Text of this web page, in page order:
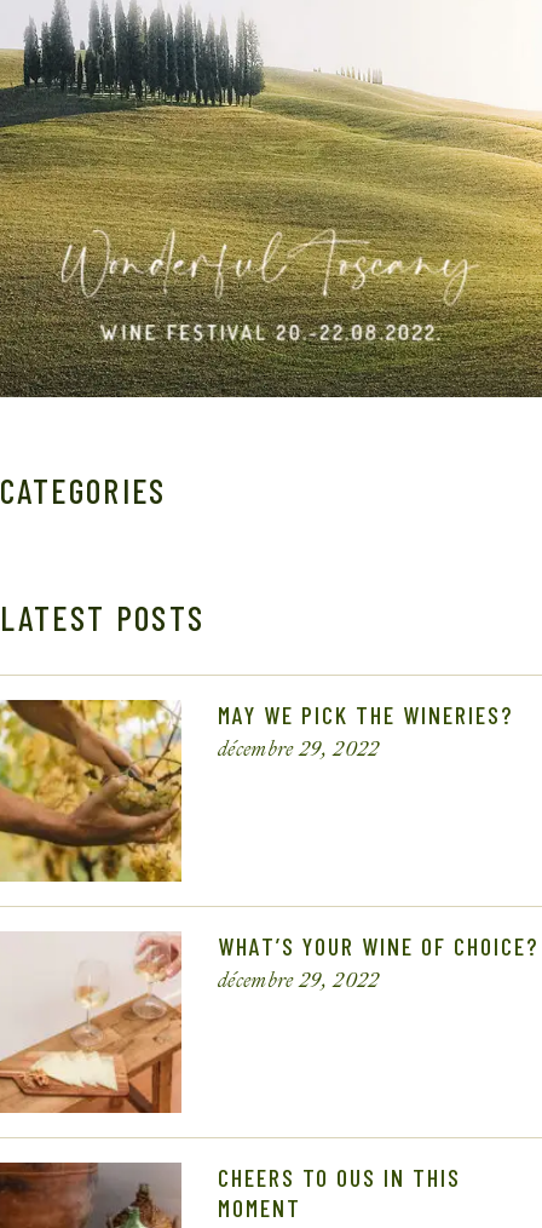
CATEGORIES
LATEST POSTS
MAY WE PICK THE WINERIES?
décembre 29, 2022
WHAT’S YOUR WINE OF CHOICE?
décembre 29, 2022
CHEERS TO OUS IN THIS
MOMENT